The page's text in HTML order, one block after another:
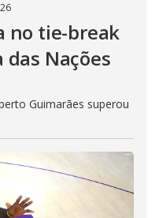
no tie-break
Nações
Guimarães superou